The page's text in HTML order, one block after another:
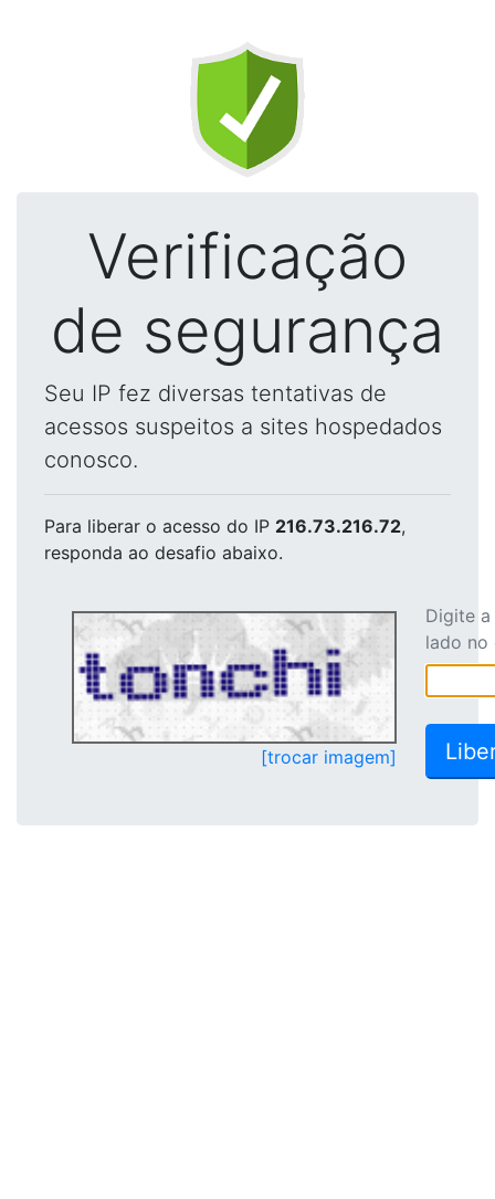
Verificação
de segurança
Seu IP fez diversas tentativas de
acessos suspeitos a sites hospedados
conosco.
Para liberar o acesso do IP 216.73.216.72,
responda ao desafio abaixo.
[trocar imagem]
Digite
lado no